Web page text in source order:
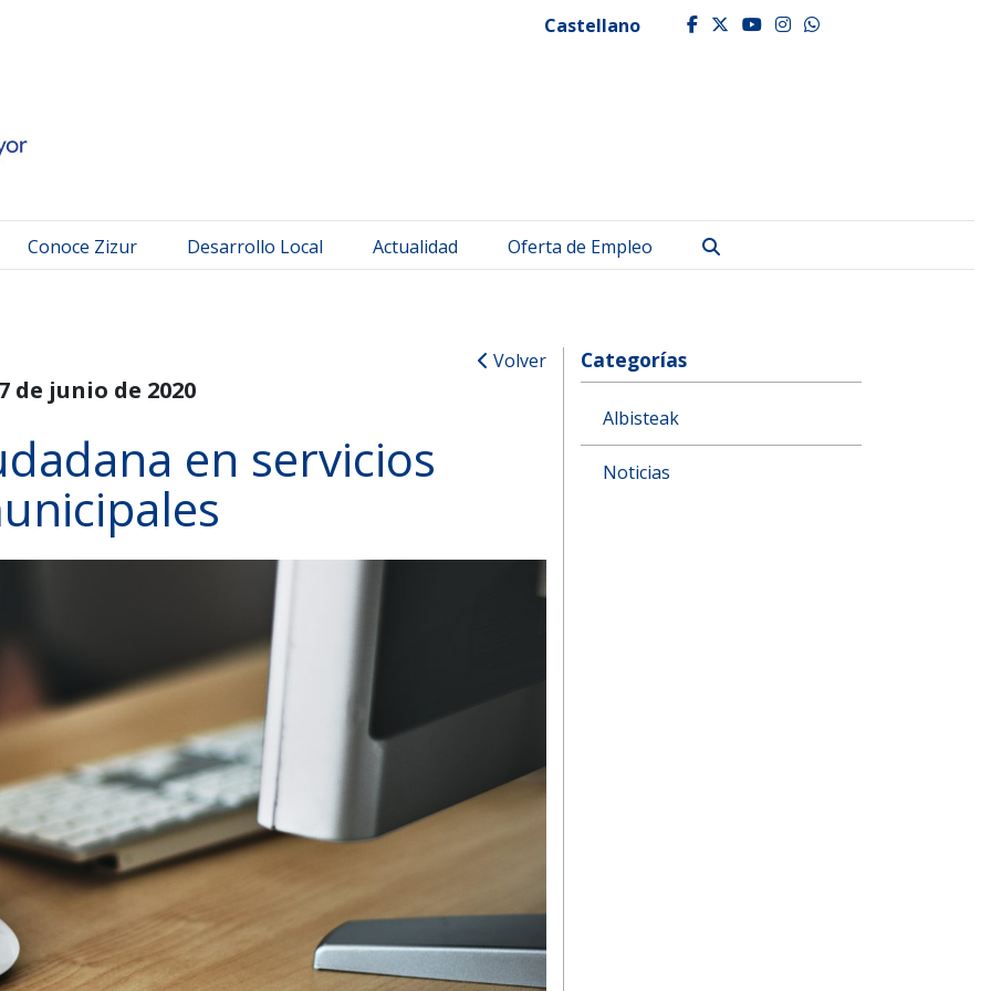
Castellano facebook
twitter
youtube
instagram
whatsapp
Conoce Zizur Desarrollo Local Actualidad Oferta de Empleo
Volver
de junio de 2020
en servicios
Categorías
Albisteak
Noticias